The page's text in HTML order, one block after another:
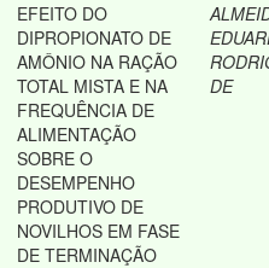
EFEITO DO
DIPROPIONATO DE
AMÔNIO NA RAÇÃO
TOTAL MISTA E NA
FREQUÊNCIA DE
ALIMENTAÇÃO
SOBRE O
DESEMPENHO
PRODUTIVO DE
NOVILHOS EM FASE
DE TERMINAÇÃO
DE